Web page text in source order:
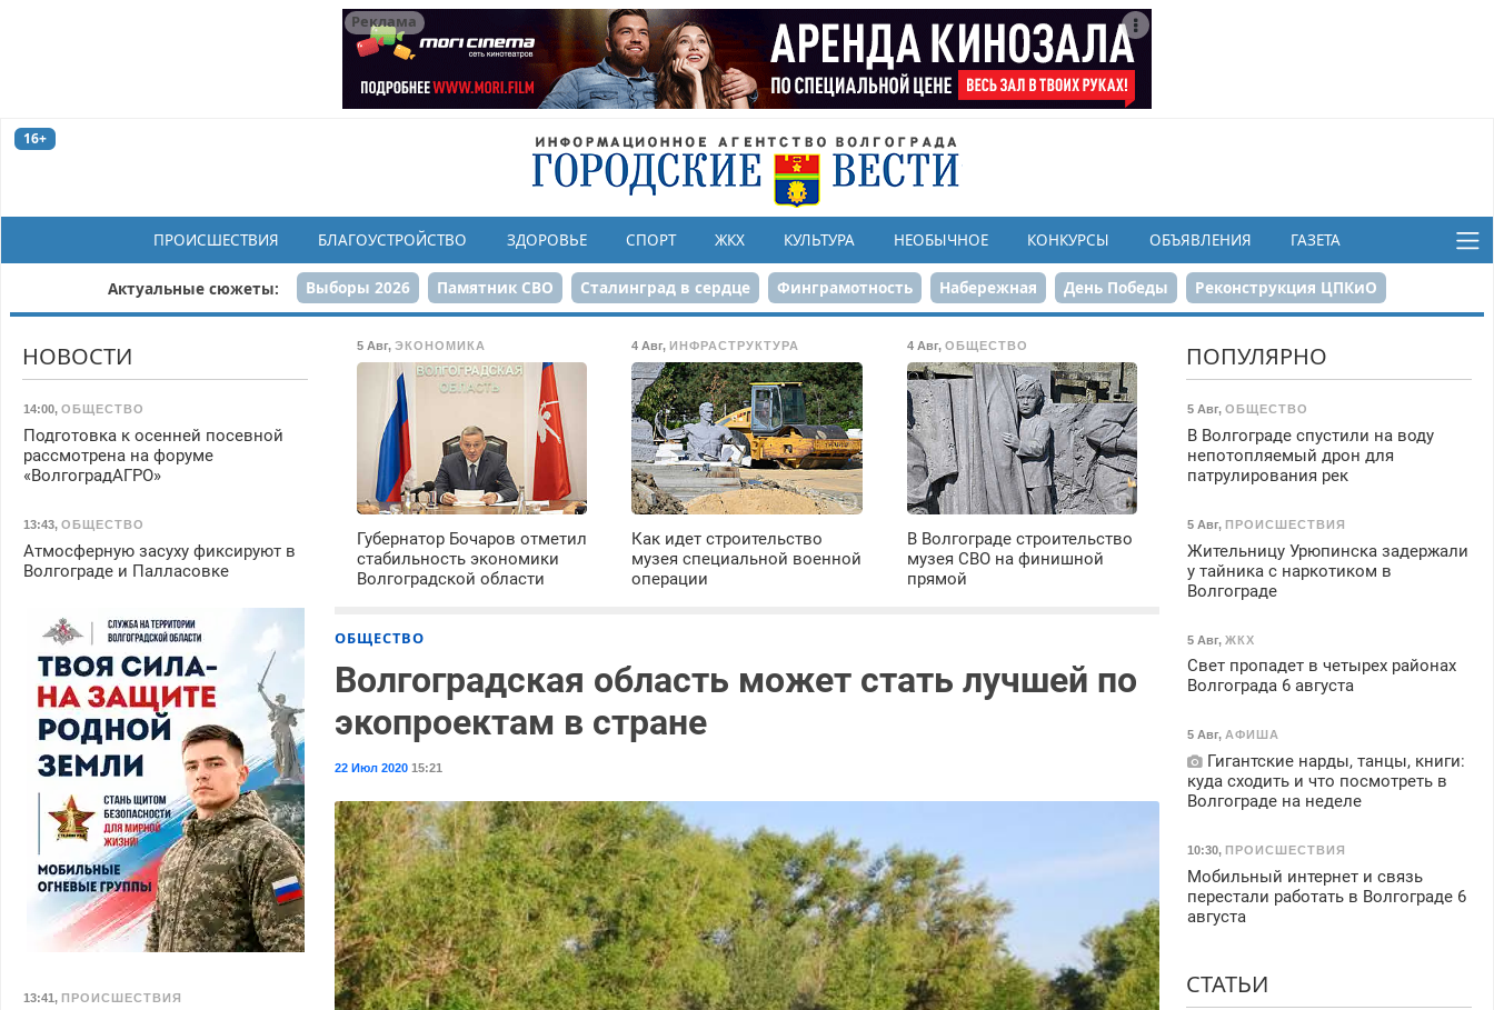
Реклама
16+
ПРОИСШЕСТВИЯ БЛАГОУСТРОЙСТВО ЗДОРОВЬЕ СПОРТ ЖКХ КУЛЬТУРА НЕОБЫЧНОЕ КОНКУРСЫ ОБЪЯВЛЕНИЯ ГАЗЕТА
Актуальные сюжеты: Выборы 2026 Памятник СВО Сталинград в сердце Финграмотность Набережная День Победы Реконструкция ЦПКиО
80-летие Победы Парк Героев-летчиков
5 Авг,ЭКОНОМИКА
Губернатор Бочаров отметил
стабильность экономики
Волгоградской области
4 Авг, ИНФРАСТРУКТУРА
Как идет строительство
музея специальной военной
операции
4 Авг, ОБЩЕСТВО
В Волгограде строительство
музея СВО на финишной
прямой
ОБЩЕСТВО
Волгоградская область может стать лучшей по
экопроектам в стране
22 Июл 2020 15:21
НОВОСТИ
14:00, ОБЩЕСТВО
Подготовка к осенней посевной
рассмотрена на форуме
«ВолгоградАГРО»
13:43, ОБЩЕСТВО
Атмосферную засуху фиксируют в
Волгограде и Палласовке
13:41, ПРОИСШЕСТВИЯ
ПОПУЛЯРНО
5 Авг, ОБЩЕСТВО
В Волгограде спустили на воду
непотопляемый дрон для
патрулирования рек
5 Авг, ПРОИСШЕСТВИЯ
Жительницу Урюпинска задержали
у тайника с наркотиком в
Волгограде
5 Авг, ЖКХ
Свет пропадет в четырех районах
Волгограда 6 августа
5 Авг, АФИША
Гигантские нарды, танцы, книги:
куда сходить и что посмотреть в
Волгограде на неделе
10:30, ПРОИСШЕСТВИЯ
Мобильный интернет и связь
перестали работать в Волгограде 6
августа
СТАТЬИ